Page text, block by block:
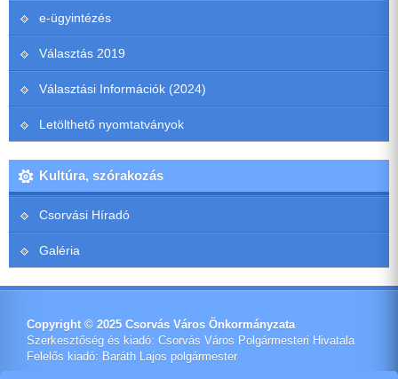
e-ügyintézés
Választás 2019
Választási Információk (2024)
Letölthető nyomtatványok
Kultúra, szórakozás
Csorvási Híradó
Galéria
Copyright © 2025 Csorvás Város Önkormányzata
Szerkesztőség és kiadó: Csorvás Város Polgármesteri Hivatala
Felelős kiadó: Baráth Lajos polgármester